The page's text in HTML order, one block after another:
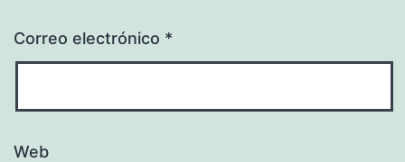
Correo electrónico *
Web